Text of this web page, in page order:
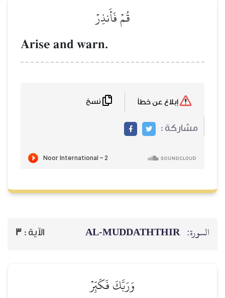
قُمۡ فَأَنذِرۡ
Arise and warn.
مشاركة :
السورة: AL‑MUDDATHTHIR الآية : 3
وَرَبَّكَ فَكَبِّرۡ